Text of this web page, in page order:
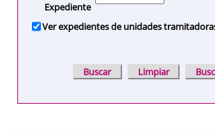
Expediente
Ver expedientes de unidades